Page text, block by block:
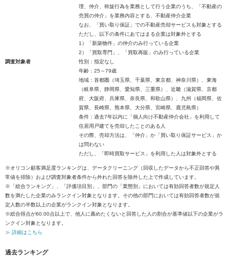
理、仲介、斡旋行為を業務として行う企業のうち、「不動産の
売買の仲介」を業務内容とする、不動産仲介企業
なお、「買い取り保証」での不動産売却サービスも対象とする
ただし、以下の条件にあてはまる企業は対象外とする
1）「新築物件」の仲介のみ行っている企業
2）「買取専門」、「買取再販」のみ行っている企業
調査対象者
性別：指定なし
年齢：25～79歳
地域：首都圏（埼玉県、千葉県、東京都、神奈川県）、東海
（岐阜県、静岡県、愛知県、三重県）、近畿（滋賀県、京都
府、大阪府、兵庫県、奈良県、和歌山県）、九州（福岡県、佐
賀県、長崎県、熊本県、大分県、宮崎県、鹿児島県）
条件：過去7年以内に「個人向け不動産仲介会社」を利用して
住居用戸建てを売却したことのある人
その際、売却方法は、「仲介」か「買い取り保証サービス」か
は問わない
ただし、「即時買取サービス」を利用した人は対象外とする
※オリコン顧客満足度ランキングは、データクリーニング（回収したデータから不正回答や異
常値を排除）および調査対象者条件から外れた回答を除外した上で作成しています。
※「総合ランキング」、「評価項目別」、部門の「業態別」においては有効回答者数が規定人
数を満たした企業のみランクイン対象となります。その他の部門においては有効回答者数が規
定人数の半数以上の企業がランクイン対象となります。
※総合得点が60.00点以上で、他人に薦めたくないと回答した人の割合が基準値以下の企業がラ
ンクイン対象となります。
≫ 詳細はこちら
過去ランキング